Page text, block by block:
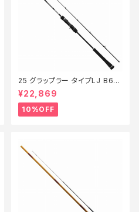
25 グラップラー タイプLJ B63-
3【継続セール_ロッド】【10】
¥22,869
10%OFF